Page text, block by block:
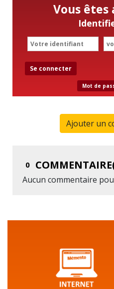
Vous êtes
Se connecter
Mot de
Ajouter un
0
Aucun commentaire